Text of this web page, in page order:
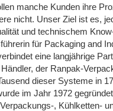
manche Kunden ihre
nicht. Unser Ziel ist es,
und technischem
für Packaging and
eine langjährige
der Ranpak-
dieser Systeme in
im Jahr 1972
, Kühlketten-